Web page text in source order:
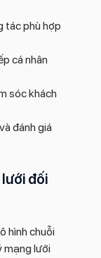
tác phù hợp
cá nhân
sóc khách
đánh giá
lưới đối
hình chuỗi
mạng lưới